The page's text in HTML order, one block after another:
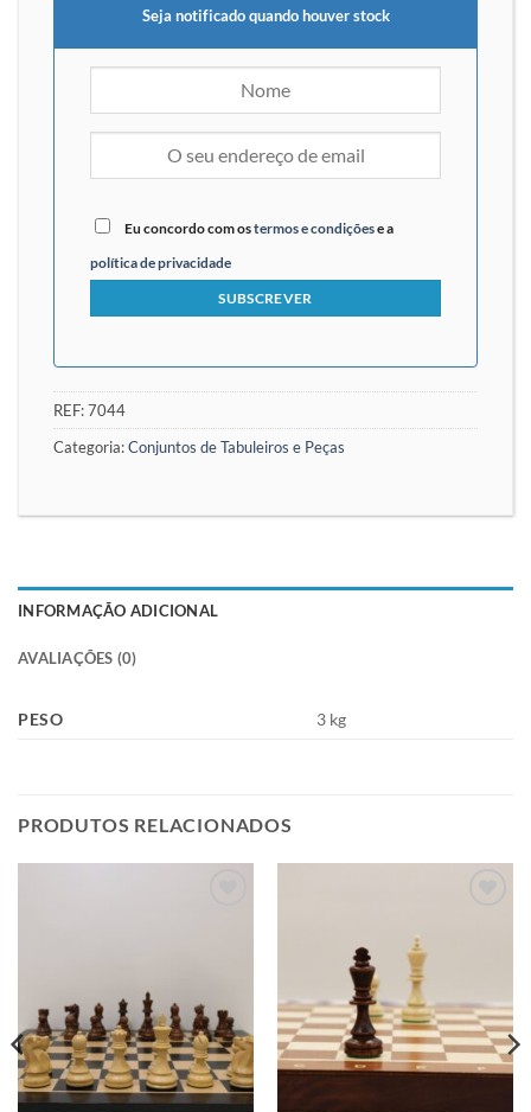
Seja notificado quando houver stock
Eu concordo com ostermos e condiçõese a
política de privacidade
REF:7044
Categoria:Conjuntos de Tabuleiros e Peças
INFORMAÇÃO ADICIONAL
AVALIAÇÕES (0)
PESO 3 kg
PRODUTOS RELACIONADOS